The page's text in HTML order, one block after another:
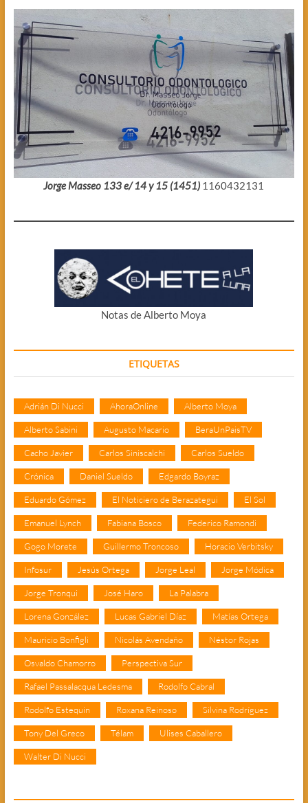
Jorge Masseo 133 e/ 14 y 15 (1451) 1160432131
Notas de Alberto Moya
ETIQUETAS
Adrián Di Nucci AhoraOnline Alberto Moya
Alberto Sabini Augusto Macario BeraUnPaisTV
Cacho Javier Carlos Siniscalchi Carlos Sueldo
Crónica Daniel Sueldo Edgardo Boyraz
Eduardo Gómez El Noticiero de Berazategui El Sol
Emanuel Lynch Fabiana Bosco Federico Ramondi
Gogo Morete Guillermo Troncoso Horacio Verbitsky
Infosur Jesús Ortega Jorge Leal Jorge Módica
Jorge Tronqui José Haro La Palabra
Lorena González Lucas Gabriel Díaz Matías Ortega
Mauricio Bonfigli Nicolás Avendaño Néstor Rojas
Osvaldo Chamorro Perspectiva Sur
Rafael Passalacqua Ledesma Rodolfo Cabral
Rodolfo Estequin Roxana Reinoso Silvina Rodríguez
Tony Del Greco Télam Ulises Caballero
Walter Di Nucci